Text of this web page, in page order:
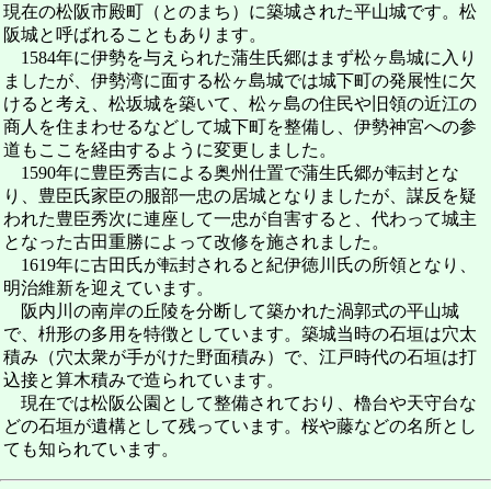
現在の松阪市殿町（とのまち）に築城された平山城です。松
阪城と呼ばれることもあります。
1584年に伊勢を与えられた蒲生氏郷はまず松ヶ島城に入り
ましたが、伊勢湾に面する松ヶ島城では城下町の発展性に欠
けると考え、松坂城を築いて、松ヶ島の住民や旧領の近江の
商人を住まわせるなどして城下町を整備し、伊勢神宮への参
道もここを経由するように変更しました。
1590年に豊臣秀吉による奥州仕置で蒲生氏郷が転封とな
り、豊臣氏家臣の服部一忠の居城となりましたが、謀反を疑
われた豊臣秀次に連座して一忠が自害すると、代わって城主
となった古田重勝によって改修を施されました。
1619年に古田氏が転封されると紀伊徳川氏の所領となり、
明治維新を迎えています。
阪内川の南岸の丘陵を分断して築かれた渦郭式の平山城
で、枡形の多用を特徴としています。築城当時の石垣は穴太
積み（穴太衆が手がけた野面積み）で、江戸時代の石垣は打
込接と算木積みで造られています。
現在では松阪公園として整備されており、櫓台や天守台な
どの石垣が遺構として残っています。桜や藤などの名所とし
ても知られています。